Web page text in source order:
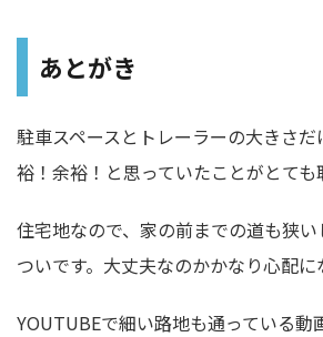
あとがき
駐車スペースとトレーラーの大きさ
裕！余裕！と思っていたことがとても
住宅地なので、家の前までの道も狭
ついです。大丈夫なのかかなり心配に
YOUTUBEで細い路地も通っている動